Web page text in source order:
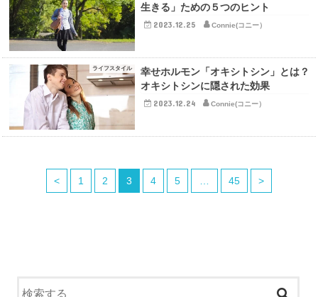
生きる」ための５つのヒント
2023.12.25 Connie(コニー）
ライフスタイル
幸せホルモン「オキシトシン」とは？
オキシトシンに隠された効果
2023.12.24 Connie(コニー）
< 1 2 3 4 5 … 45 >